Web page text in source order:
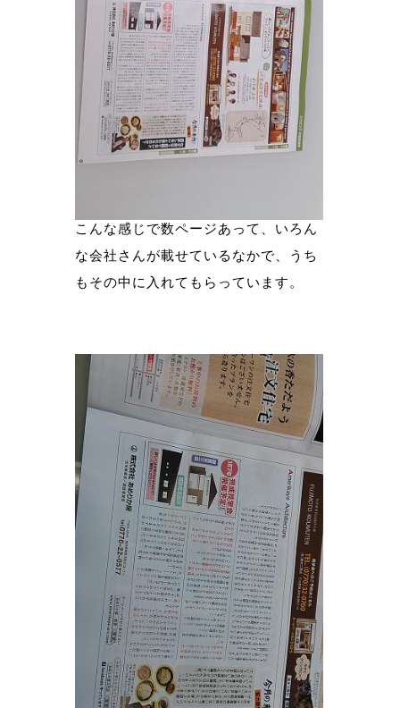
こんな感じで数ページあって、いろん
な会社さんが載せているなかで、うち
もその中に入れてもらっています。